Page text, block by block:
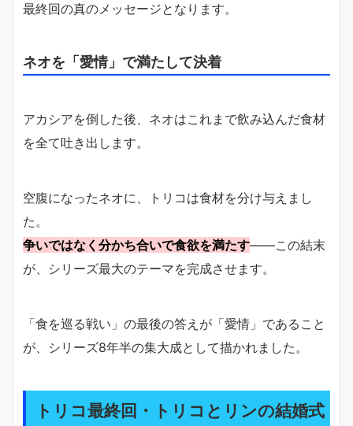
最終回の真のメッセージとなります。
ネオを「愛情」で満たして決着
アカシアを倒した後、ネオはこれまで飲み込んだ食材
を全て吐き出します。
空腹になったネオに、トリコは食材を分け与えまし
た。
争いではなく分かち合いで食欲を満たす――この結末
が、シリーズ最大のテーマを完成させます。
「食を巡る戦い」の最後の答えが「愛情」であること
が、シリーズ8年半の集大成として描かれました。
トリコ最終回・トリコとリンの結婚式